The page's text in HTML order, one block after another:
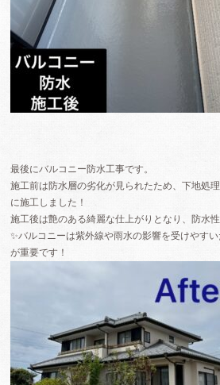
最後にバルコニー防水工事です。
施工前は防水層の劣化が見られたため、下地処
に施工しました！
施工後は艶のある綺麗な仕上がりとなり、防水
✨バルコニーは紫外線や雨水の影響を受けやす
が重要です！